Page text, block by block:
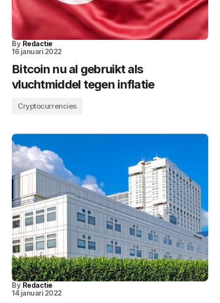
By Redactie
16 januari 2022
Bitcoin nu al gebruikt als
vluchtmiddel tegen inflatie
Cryptocurrencies
By Redactie
14 januari 2022